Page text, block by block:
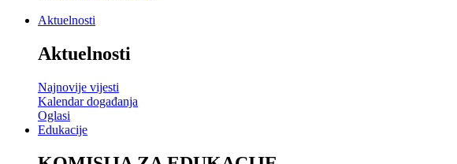
Aktuelnosti
Aktuelnosti
Najnovije vijesti
Kalendar događanja
Oglasi
Edukacije